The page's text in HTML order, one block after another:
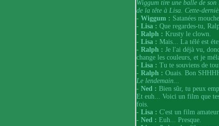
Wiggum tire une balle de son
de la tête à Lisa. Cette-
- Wiggum : Satanées
- Lisa : Que regardes-tu,
- Ralph : Krusty le clown.
- Lisa : Mais... La télé est
- Ralph : Je l'ai déjà vu,
change les couleurs, et je
- Lisa : Tu te souviens de
- Ralph : Ouais. Bon
Le lendemain...
- Ned : Bien sûr, tu peux
Et euh... Voici un film que
fois.
- Lisa : C'est un film
- Ned : Euh... Presque.